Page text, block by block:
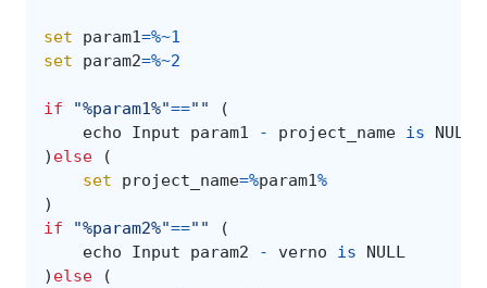
set param1=%~1
set
param2=%~2
if "%param1%"==""
(
echo
Input param1 - project_name is
NULL
) else
(
set
project_name=%param1%
)
if
"%param2%"==""
(
echo
Input param2 - verno is
NULL
) else
(